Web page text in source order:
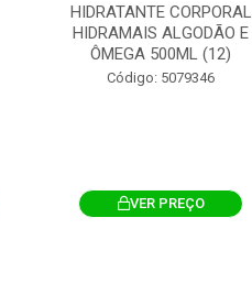
HIDRATANTE CORPORAL
HIDRAMAIS ALGODÃO E
ÔMEGA 500ML (12)
Código: 5079346
VER PREÇO